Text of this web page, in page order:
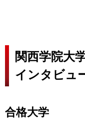
関西学院大
インタビュ
合格大学